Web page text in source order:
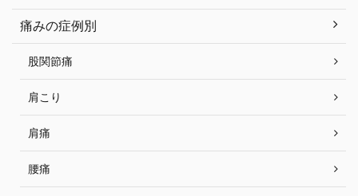
痛みの症例別
股関節痛
肩こり
肩痛
腰痛